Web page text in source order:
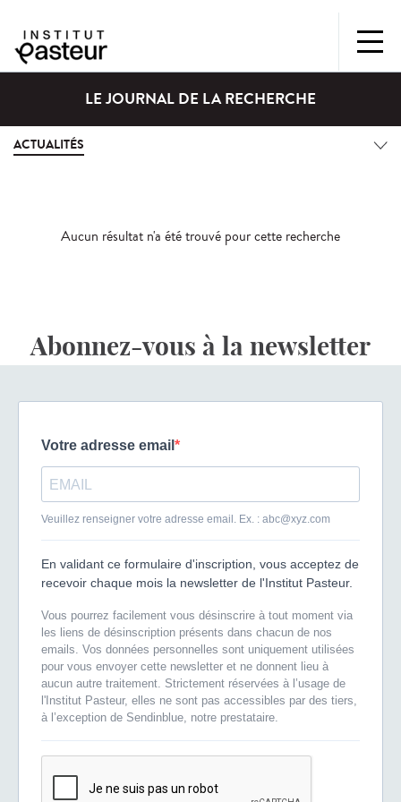
LE JOURNAL DE LA RECHERCHE
ACTUALITÉS
Aucun résultat n'a été trouvé pour cette recherche
Abonnez-vous à la newsletter